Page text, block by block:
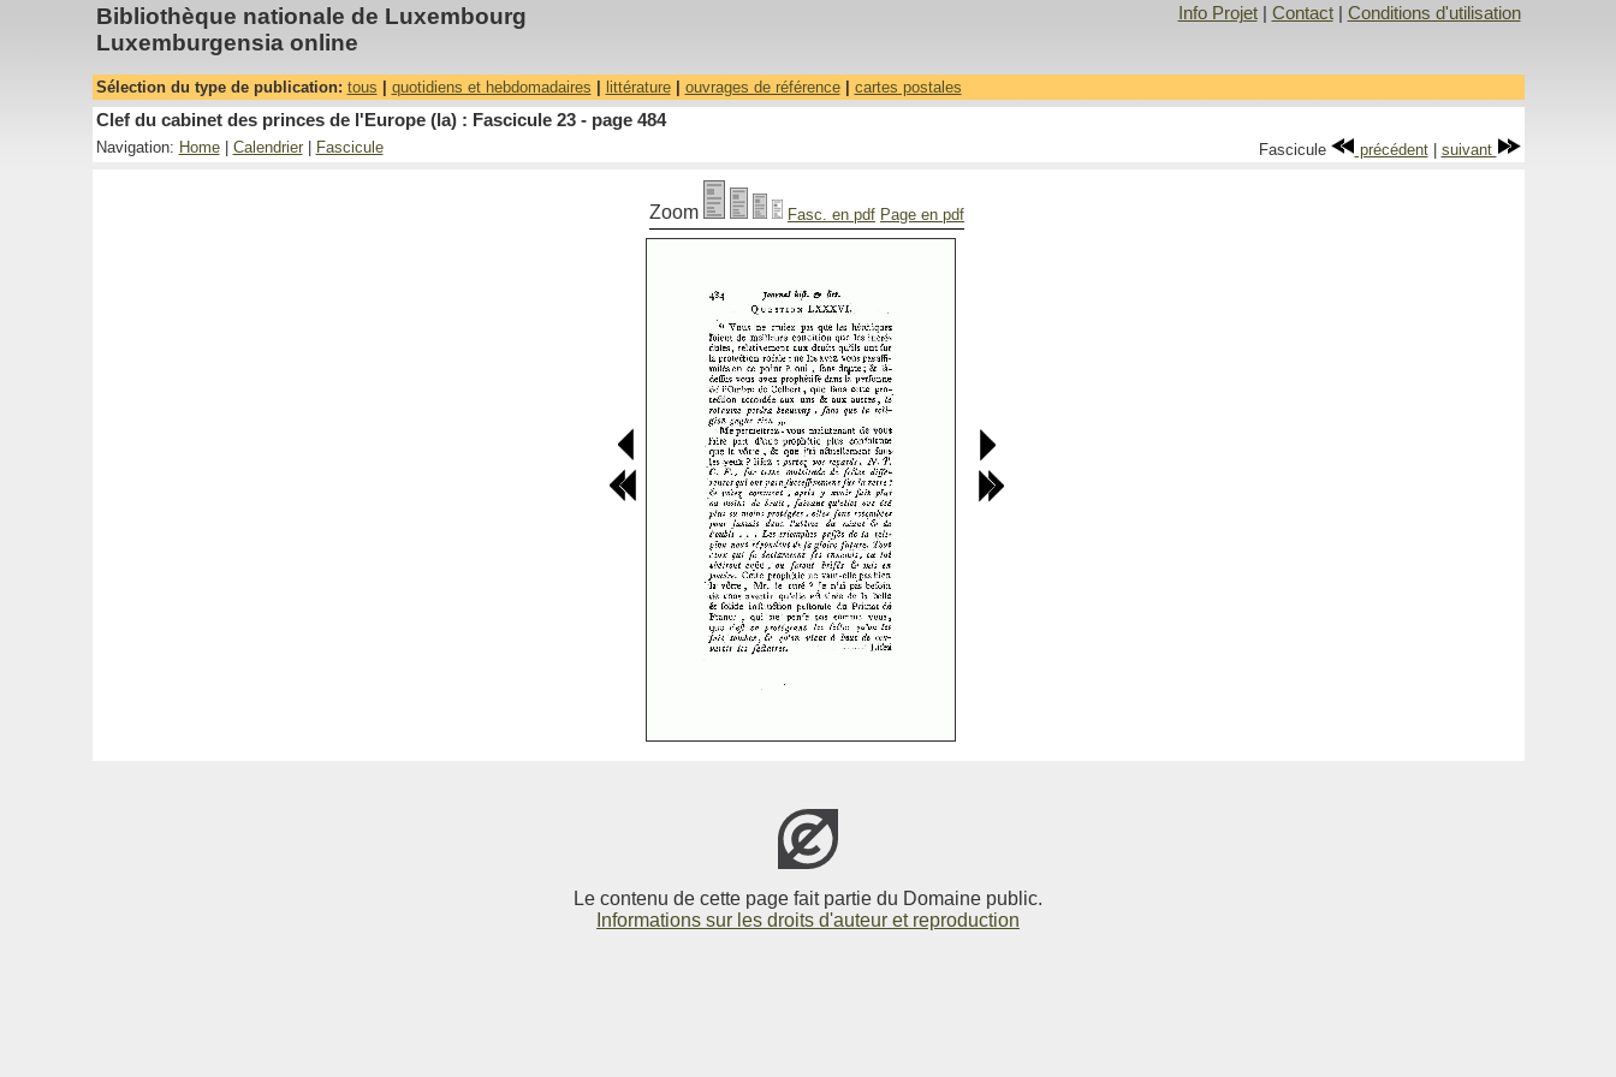
Bibliothèque nationale de Luxembourg
Luxemburgensia online
Info Projet| Contact| Conditions d'utilisation
Sélection du type de publication: tous quotidiens et hebdomadaires littérature| ouvrages de référence| cartes postales
Clef du cabinet des princes de l'Europe (la) : Fascicule 23 - page 484
Navigation: Home| Calendrier| Fascicule Fascicule précédent| suivant
Zoom Fasc. en pdf Page en pdf
Le contenu de cette page fait partie du Domaine public.
Informations sur les droits d'auteur et reproduction